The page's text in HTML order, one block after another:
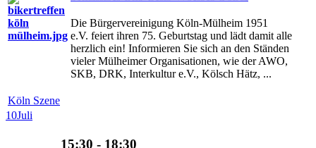
Die Bürgervereinigung Köln-Mülheim 1951
e.V. feiert ihren 75. Geburtstag und lädt damit alle
herzlich ein! Informieren Sie sich an den Ständen
vieler Mülheimer Organisationen, wie der AWO,
SKB, DRK, Interkultur e.V., Kölsch Hätz, ...
Köln Szene
10Juli
15:30 - 18:30